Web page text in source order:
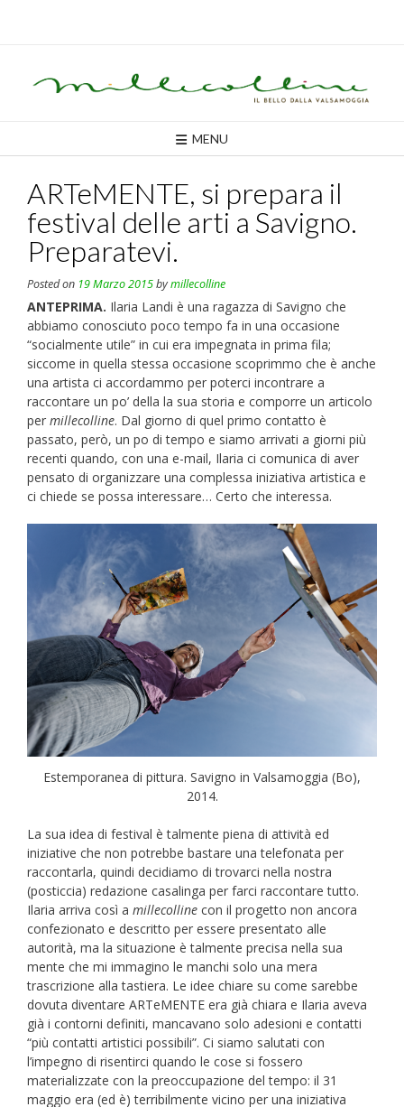
MENU
ARTeMENTE, si prepara il
festival delle arti a Savigno.
Preparatevi.
Posted on 19 Marzo 2015bymillecolline
ANTEPRIMA. Ilaria Landi è una ragazza di Savigno che
abbiamo conosciuto poco tempo fa in una occasione
“socialmente utile” in cui era impegnata in prima fila;
siccome in quella stessa occasione scoprimmo che è anche
una artista ci accordammo per poterci incontrare a
raccontare un po’ della la sua storia e comporre un articolo
per millecolline. Dal giorno di quel primo contatto è
passato, però, un po di tempo e siamo arrivati a giorni più
recenti quando, con una e-mail, Ilaria ci comunica di aver
pensato di organizzare una complessa iniziativa artistica e
ci chiede se possa interessare… Certo che interessa.
Estemporanea di pittura. Savigno in Valsamoggia (Bo),
2014.
La sua idea di festival è talmente piena di attività ed
iniziative che non potrebbe bastare una telefonata per
raccontarla, quindi decidiamo di trovarci nella nostra
(posticcia) redazione casalinga per farci raccontare tutto.
Ilaria arriva così a millecolline con il progetto non ancora
confezionato e descritto per essere presentato alle
autorità, ma la situazione è talmente precisa nella sua
mente che mi immagino le manchi solo una mera
trascrizione alla tastiera. Le idee chiare su come sarebbe
dovuta diventare ARTeMENTE era già chiara e Ilaria aveva
già i contorni definiti, mancavano solo adesioni e contatti
“più contatti artistici possibili”. Ci siamo salutati con
l’impegno di risentirci quando le cose si fossero
materializzate con la preoccupazione del tempo: il 31
maggio era (ed è) terribilmente vicino per una iniziativa